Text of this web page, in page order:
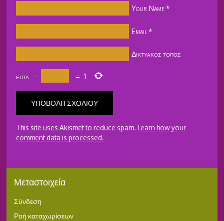
Your Name*
Email *
Δικτυακός τόπος
επτά − = 1
This site uses Akismet to reduce spam.Learn how your
comment data is processed.
Μεταστοιχεία
Σύνδεση
Ροή καταχωρίσεων